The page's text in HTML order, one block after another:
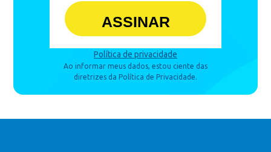
ASSINAR
Política de privacidade
Ao informar meus dados, estou ciente das
diretrizes da Política de Privacidade.